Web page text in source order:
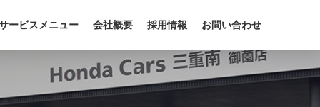
ービスメニュー 会社概要 採用情報 お問い合わせ